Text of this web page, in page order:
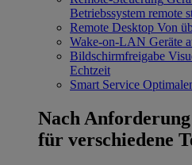
Betriebssystem remote
Remote Desktop Von
Wake-on-LAN Geräte
Bildschirmfreigabe
Echtzeit
Smart Service
Nach Anforderung
für verschiedene